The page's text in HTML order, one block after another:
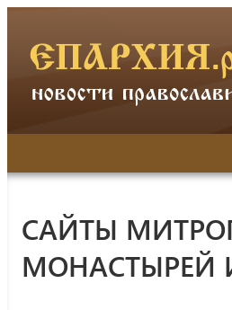
САЙТЫ
МОНАСТЫРЕЙ